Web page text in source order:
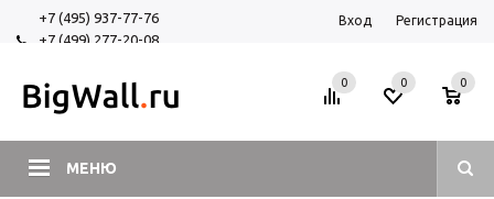
+7 (495) 937-77-76
+7 (499) 277-20-08
Вход Регистрация
МЕНЮ
0 0
0